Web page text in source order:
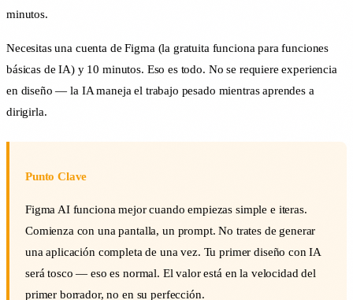
minutos.
Necesitas una cuenta de Figma (la gratuita funciona para funciones
básicas de IA) y 10 minutos. Eso es todo. No se requiere experiencia
en diseño — la IA maneja el trabajo pesado mientras aprendes a
dirigirla.
Punto Clave
Figma AI funciona mejor cuando empiezas simple e iteras.
Comienza con una pantalla, un prompt. No trates de generar
una aplicación completa de una vez. Tu primer diseño con IA
será tosco — eso es normal. El valor está en la velocidad del
primer borrador, no en su perfección.